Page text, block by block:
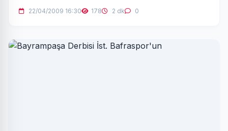
22/04/2009 16:30 178 2 dk 0